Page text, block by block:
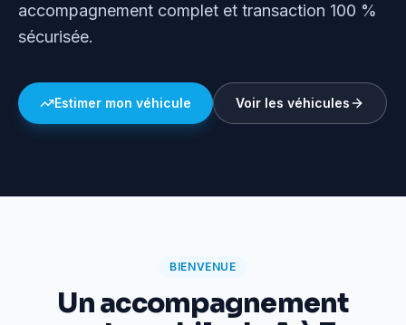
accompagnement complet et transaction 100 %
sécurisée.
Estimer mon véhicule Voir les véhicules
BIENVENUE
Un accompagnement